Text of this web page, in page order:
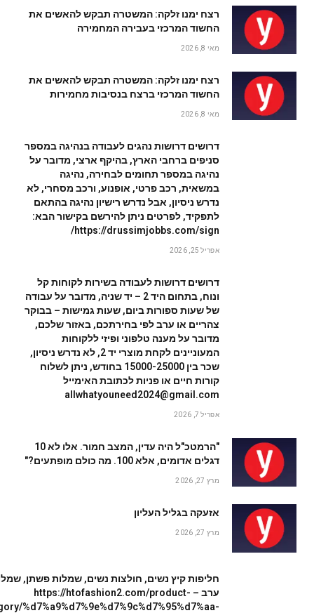
רצח ימנו זלקה: המשטרה תבקש להאשים את
החשוד המרכזי בעבירה המחמירה
מאי 8, 2026
רצח ימנו זלקה: המשטרה תבקש להאשים את
החשוד המרכזי ברצח בנסיבות מחמירות
מאי 8, 2026
דרושים דרושות נהגים לעבודה בנהיגה במספר
סניפים ברחבי הארץ, בהיקף ארצי, מדובר על
נהיגה במספר תחומים לבחירה, נהיגה
במשאית, רכב פרטי, אופנוע, ורכב מסחרי, לא
נדרש ניסיון, אבל נדרש רישיון נהיגה בהתאם
לתפקיד, לפרטים ניתן להירשם בקישור הבא:
https://drussimjobbs.com/sign/
אפריל 25, 2026
דרושים דרושות לעבודה בשירות לקוחות קל
ונוח, בתחום היד 2 – יד שניה, מדובר על עבודה
של שעות ספורות ביום, שעות גמישות – בבוקר
צהריים או ערב לפי בחירתכם, באזור שלכם,
מדובר על מענה טלפוני ופיזי ללקוחות
המעוניינים לקחת מוצרי יד 2, לא נדרש ניסיון,
שכר בין 15000-25000 בחודש, ניתן לשלוח
קורות חיים או פניות לכתובת האימייל
allwhatyouneed2024@gmail.com
אפריל 7, 2026
"הרמטכ"ל היה עדין, המצב חמור. אלו לא 10
דגלים אדומים, אלא 100. מה כולם מופתעים?"
מרץ 27, 2026
אזעקה בגליל העליון
מרץ 27, 2026
חליפות קיץ נשים, חולצות נשים, שמלות פשתן,
ערב – https://htofashion2.com/product-
%d7%a9%d7%9e%d7%9c%d7%95%d7%aa-